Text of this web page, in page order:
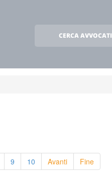
CERCA AVVOCATI
9 10 Avanti Fine